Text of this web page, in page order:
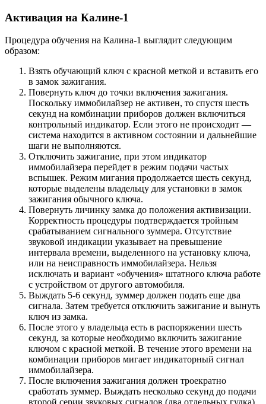
Активация на Калине-1
Процедура обучения на Калина-1 выглядит следующим
образом:
Взять обучающий ключ с красной меткой и вставить его
в замок зажигания.
Повернуть ключ до точки включения зажигания.
Поскольку иммобилайзер не активен, то спустя шесть
секунд на комбинации приборов должен включиться
контрольный индикатор. Если этого не происходит —
система находится в активном состоянии и дальнейшие
шаги не выполняются.
Отключить зажигание, при этом индикатор
иммобилайзера перейдет в режим подачи частых
вспышек. Режим мигания продолжается шесть секунд,
которые выделены владельцу для установки в замок
зажигания обычного ключа.
Повернуть личинку замка до положения активизации.
Корректность процедуры подтверждается тройным
срабатыванием сигнального зуммера. Отсутствие
звуковой индикации указывает на превышение
интервала времени, выделенного на установку ключа,
или на неисправность иммобилайзера. Нельзя
исключать и вариант «обучения» штатного ключа работе
с устройством от другого автомобиля.
Выждать 5-6 секунд, зуммер должен подать еще два
сигнала. Затем требуется отключить зажигание и вынуть
ключ из замка.
После этого у владельца есть в распоряжении шесть
секунд, за которые необходимо включить зажигание
ключом с красной меткой. В течение этого времени на
комбинации приборов мигает индикаторный сигнал
иммобилайзера.
После включения зажигания должен троекратно
сработать зуммер. Выждать несколько секунд до подачи